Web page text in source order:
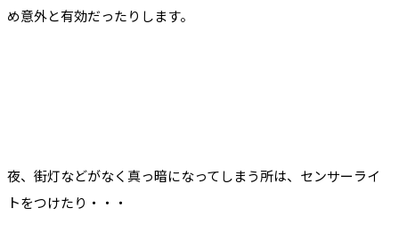
め意外と有効だったりします。
夜、街灯などがなく真っ暗になってしまう所は、センサーライ
トをつけたり・・・